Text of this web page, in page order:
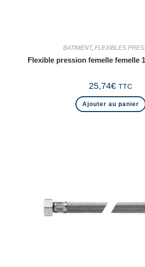
BATIMENT, FLEXIBLES
Flexible pression femelle femelle
25,74€ TTC
Ajouter au panier